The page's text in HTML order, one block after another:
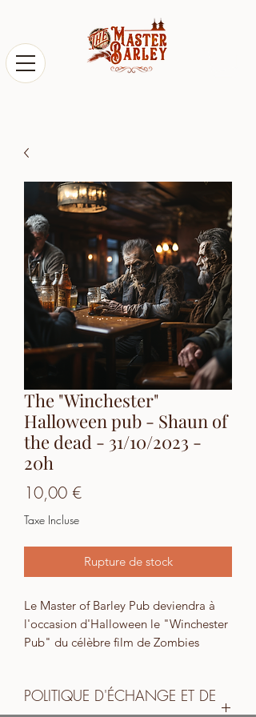
The "Winchester"
Halloween pub - Shaun of
the dead - 31/10/2023 -
20h
10,00 €Prix
Taxe Incluse
Rupture de stock
Le Master of Barley Pub deviendra à
l'occasion d'Halloween le "Winchester
Pub" du célèbre film de Zombies
spiritueux éphémère.
POLITIQUE D'ÉCHANGE ET DE